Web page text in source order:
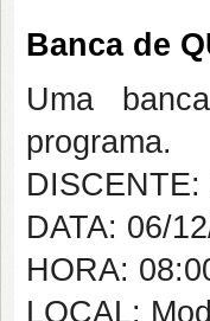
Banca de
Uma
programa.
DATA: 06/
HORA:
LOCAL: